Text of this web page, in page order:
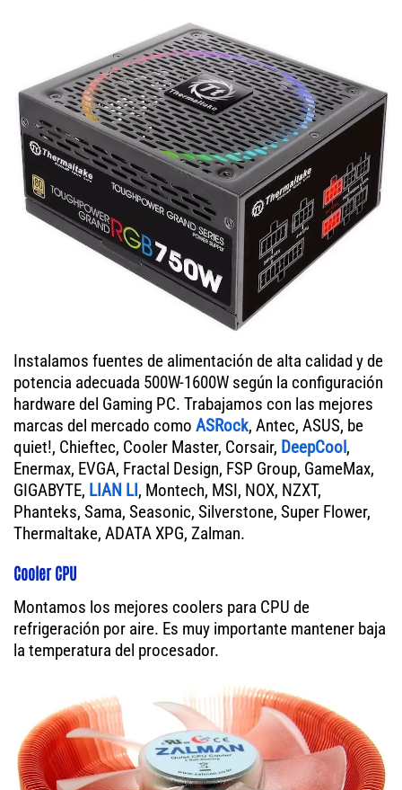
Instalamos fuentes de alimentación de alta calidad y de
potencia adecuada 500W-1600W según la configuración
hardware del Gaming PC. Trabajamos con las mejores
marcas del mercado como ASRock, Antec, ASUS, be
quiet!, Chieftec, Cooler Master, Corsair, DeepCool,
Enermax, EVGA, Fractal Design, FSP Group, GameMax,
GIGABYTE, LIAN LI, Montech, MSI, NOX, NZXT,
Phanteks, Sama, Seasonic, Silverstone, Super Flower,
Thermaltake, ADATA XPG, Zalman.
Cooler CPU
Montamos los mejores coolers para CPU de
refrigeración por aire. Es muy importante mantener baja
la temperatura del procesador.